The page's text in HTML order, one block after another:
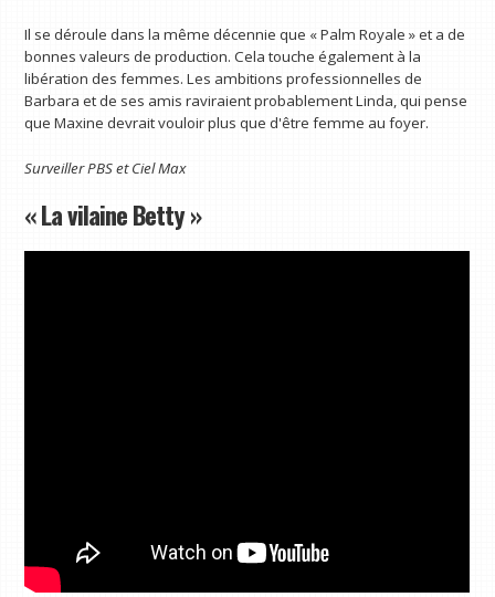
Il se déroule dans la même décennie que « Palm Royale » et a de
bonnes valeurs de production. Cela touche également à la
libération des femmes. Les ambitions professionnelles de
Barbara et de ses amis raviraient probablement Linda, qui pense
que Maxine devrait vouloir plus que d'être femme au foyer.
SurveillerPBSetCiel Max
« La vilaine Betty »